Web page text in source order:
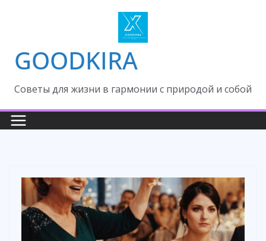
GOODKIRA
Cоветы для жизни в гармонии с природой и собой